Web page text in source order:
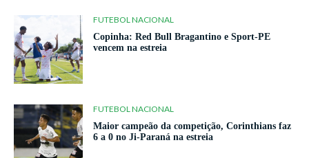
FUTEBOL NACIONAL
Copinha: Red Bull Bragantino e Sport-PE
vencem na estreia
FUTEBOL NACIONAL
Maior campeão da competição, Corinthians faz
6 a 0 no Ji-Paraná na estreia